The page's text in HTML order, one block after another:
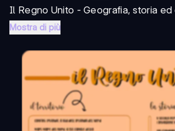
Il Regno Unito - Geografia, storia ed
Mostra di più